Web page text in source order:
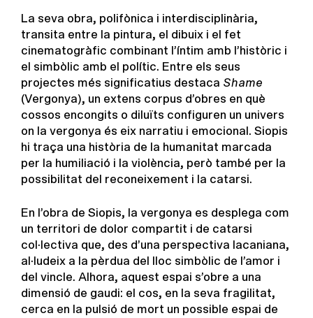
La seva obra, polifònica i interdisciplinària,
transita entre la pintura, el dibuix i el fet
cinematogràfic combinant l’íntim amb l’històric i
el simbòlic amb el polític. Entre els seus
projectes més significatius destaca Shame
(Vergonya), un extens corpus d’obres en què
cossos encongits o diluïts configuren un univers
on la vergonya és eix narratiu i emocional. Siopis
hi traça una història de la humanitat marcada
per la humiliació i la violència, però també per la
possibilitat del reconeixement i la catarsi.
En l’obra de Siopis, la vergonya es desplega com
un territori de dolor compartit i de catarsi
col·lectiva que, des d’una perspectiva lacaniana,
al·ludeix a la pèrdua del lloc simbòlic de l’amor i
del vincle. Alhora, aquest espai s’obre a una
dimensió de gaudi: el cos, en la seva fragilitat,
cerca en la pulsió de mort un possible espai de